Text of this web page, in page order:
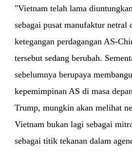
"Vietnam telah lama
sebagai pusat manufaktur netral
ketegangan perdagangan AS-
tersebut sedang berubah.
sebelumnya berupaya
kepemimpinan AS di masa
Trump, mungkin akan melihat
Vietnam bukan lagi sebagai
sebagai titik tekanan dalam